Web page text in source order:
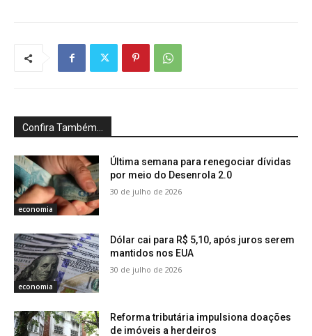
Confira Também...
economia
Última semana para renegociar dívidas
por meio do Desenrola 2.0
30 de julho de 2026
economia
Dólar cai para R$ 5,10, após juros serem
mantidos nos EUA
30 de julho de 2026
Reforma tributária impulsiona doações
de imóveis a herdeiros